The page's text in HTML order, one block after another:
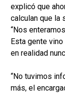
explicó que
calculan que la
“Nos
Esta gente
en realidad
“No tuvimos
más, el